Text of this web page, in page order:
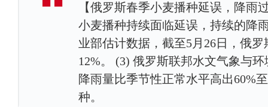
【俄罗斯春季小麦播种延误，降雨
小麦播种持续面临延误，持续的降
业部估计数据，截至5月26日，俄
12%。 (3) 俄罗斯联邦水文气象与
降雨量比季节性正常水平高出60%
种。